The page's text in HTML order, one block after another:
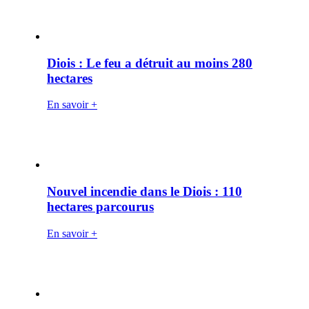
Diois : Le feu a détruit au moins 280
hectares
En savoir +
Nouvel incendie dans le Diois : 110
hectares parcourus
En savoir +